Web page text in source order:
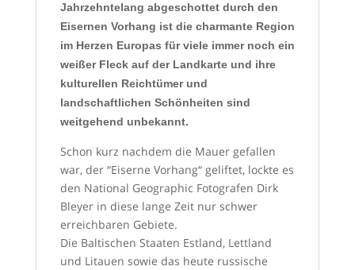
Jahrzehntelang abgeschottet durch den
Eisernen Vorhang ist die charmante Region
im Herzen Europas für viele immer noch ein
weißer Fleck auf der Landkarte und ihre
kulturellen Reichtümer und
landschaftlichen Schönheiten sind
weitgehend unbekannt.
Schon kurz nachdem die Mauer gefallen
war, der “Eiserne Vorhang“ geliftet, lockte es
den National Geographic Fotografen Dirk
Bleyer in diese lange Zeit nur schwer
erreichbaren Gebiete.
Die Baltischen Staaten Estland, Lettland
und Litauen sowie das heute russische